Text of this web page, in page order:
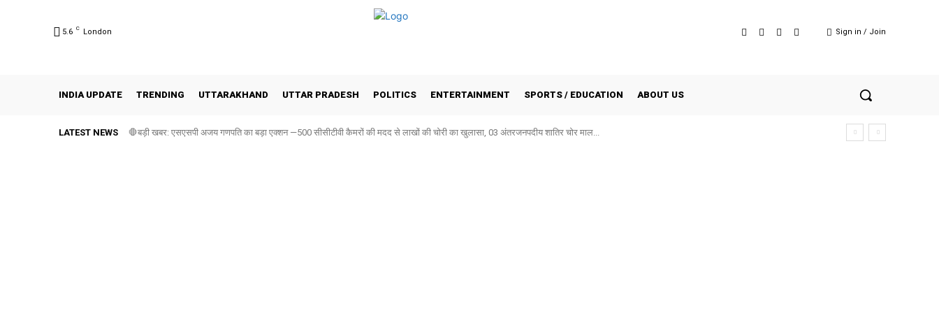
5.6 C London Sign in / Join
INDIA UPDATE TRENDING UTTARAKHAND UTTAR PRADESH POLITICS ENTERTAINMENT SPORTS / EDUCATION ABOUT US
LATEST NEWS 🛑बड़ी खबर: एसएसपी अजय गणपति का बड़ा एक्शन —500 सीसीटीवी कैमरों की मदद से लाखों की चोरी का खुलासा, 03 अंतरजनपदीय शातिर चोर माल...